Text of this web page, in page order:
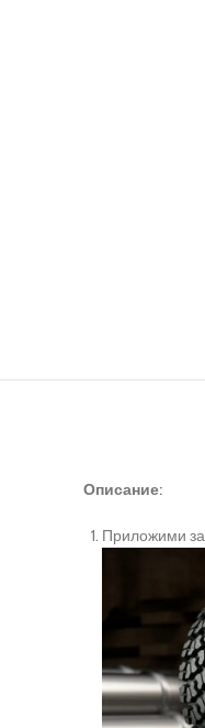
Описание:
Приложими